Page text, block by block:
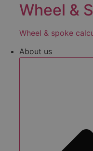
Wheel &
Wheel & spoke
About us